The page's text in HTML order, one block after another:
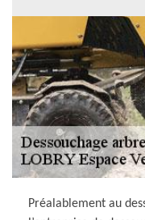
Préalablement au